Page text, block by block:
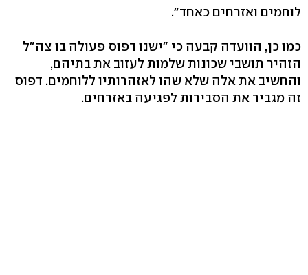
לוחמים ואזרחים כאחד".
כמו כן, הוועדה קבעה כי "ישנו דפוס פעולה בו צה"ל
הזהיר תושבי שכונות שלמות לעזוב את בתיהם,
והחשיב את אלה שלא שהו לאזהרותיו ללוחמים. דפוס
זה מגביר את הסבירות לפגיעה באזרחים.